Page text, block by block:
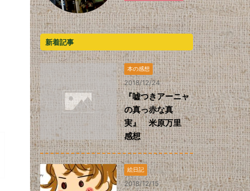
新着記事
本の感想
2018/12/24
『嘘つきアーニャ
の真っ赤な真
実』 米原万里
感想
絵日記
2018/12/15